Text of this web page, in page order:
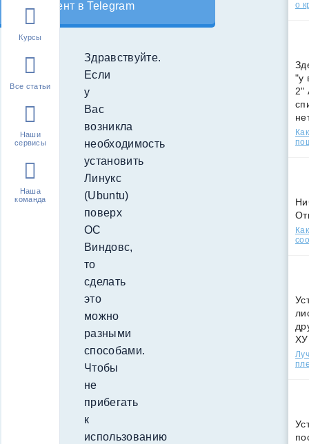
Курсы
Все статьи
Наши
сервисы
Наша
команда
контент в Telegram
Здравствуйте.
Если
у
Вас
возникла
необходимость
установить
Линукс
(Ubuntu)
поверх
ОС
Виндовс,
то
сделать
это
можно
разными
способами.
Чтобы
не
прибегать
к
использованию
о
"у
2"